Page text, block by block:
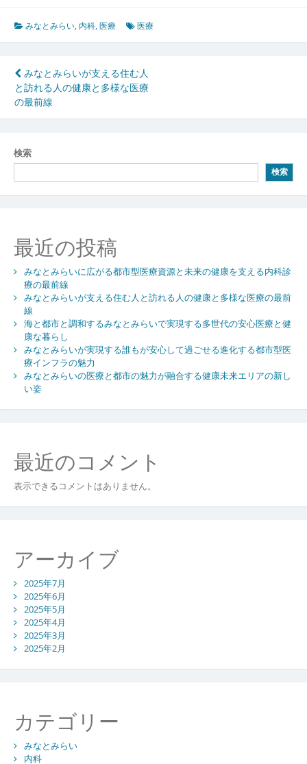
みなとみらい, 内科,医療 医療
投
稿
ナ
ビ
ゲ
ー
ョ
ン
みなとみらいが支える住む人
と訪れる人の健康と多様な医療
の最前線
検索
検索
最近の投稿
みなとみらいに広がる都市型医療資源と未来の健康を支える内科診
療の最前線
みなとみらいが支える住む人と訪れる人の健康と多様な医療の最前
線
海と都市と調和するみなとみらいで実現する多世代の安心医療と健
康な暮らし
みなとみらいが実現する誰もが安心して過ごせる進化する都市型医
療インフラの魅力
みなとみらいの医療と都市の魅力が融合する健康未来エリアの新し
い姿
最近のコメント
表示できるコメントはありません。
アーカイブ
2025年7月
2025年6月
2025年5月
2025年4月
2025年3月
2025年2月
カテゴリー
みなとみらい
内科